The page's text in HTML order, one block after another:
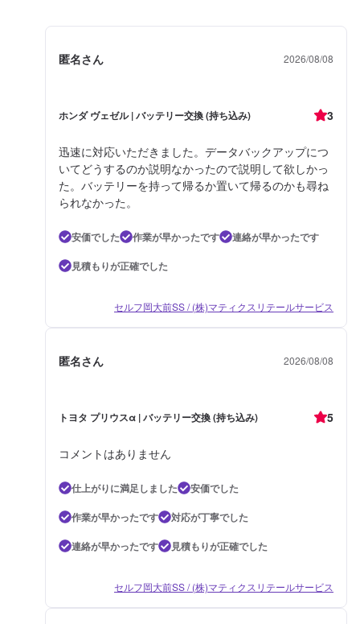
匿名さん 2026/08/08
ホンダ ヴェゼル | バッテリー交換 (持ち込み) 3
迅速に対応いただきました。データバックアップにつ
いてどうするのか説明なかったので説明して欲しかっ
た。バッテリーを持って帰るか置いて帰るのかも尋ね
られなかった。
安価でした 作業が早かったです
連絡が早かったです
見積もりが正確でした
セルフ岡大前SS / (株)マティクスリテールサービス
匿名さん 2026/08/08
トヨタ プリウスα | バッテリー交換 (持ち込み) 5
コメントはありません
仕上がりに満足しました
安価でした
作業が早かったです
対応が丁寧でした
連絡が早かったです
見積もりが正確でした
セルフ岡大前SS / (株)マティクスリテールサービス